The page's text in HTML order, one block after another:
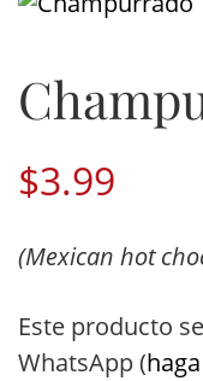
$3.99
(Mexican hot
Este producto
WhatsApp (